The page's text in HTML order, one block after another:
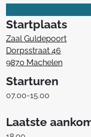
Startplaats
Zaal Guldepoort
Dorpsstraat 46
9870 Machelen
Starturen
07.00-15.00
Laatste